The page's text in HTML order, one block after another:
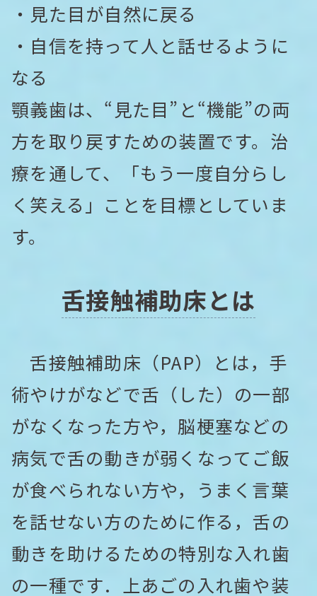
・見た目が自然に戻る
・自信を持って人と話せるように
なる
顎義歯は、“見た目”と“機能”の両
方を取り戻すための装置です。治
療を通して、「もう一度自分らし
く笑える」ことを目標としていま
す。
舌接触補助床とは
舌接触補助床（PAP）とは，手
術やけがなどで舌（した）の一部
がなくなった方や，脳梗塞などの
病気で舌の動きが弱くなってご飯
が食べられない方や，うまく言葉
を話せない方のために作る，舌の
動きを助けるための特別な入れ歯
の一種です．上あごの入れ歯や装